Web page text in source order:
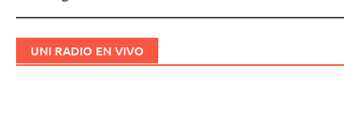
UNI RADIO EN VIVO